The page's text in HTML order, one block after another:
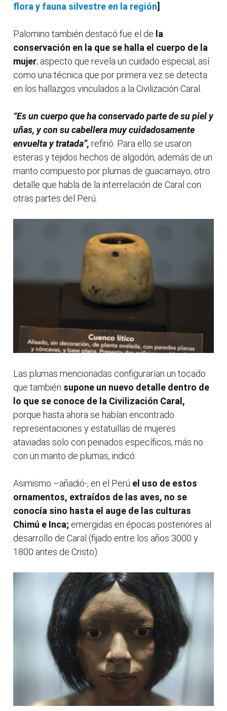
flora y fauna silvestre en la región]
Palomino también destacó fue el de la
conservación en la que se halla el cuerpo de la
mujer; aspecto que revela un cuidado especial, así
como una técnica que por primera vez se detecta
en los hallazgos vinculados a la Civilización Caral.
“Es un cuerpo que ha conservado parte de su piel y
uñas, y con su cabellera muy cuidadosamente
envuelta y tratada”, refirió. Para ello se usaron
esteras y tejidos hechos de algodón, además de un
manto compuesto por plumas de guacamayo; otro
detalle que habla de la interrelación de Caral con
otras partes del Perú.
Las plumas mencionadas configurarían un tocado
que también supone un nuevo detalle dentro de
lo que se conoce de la Civilización Caral,
porque hasta ahora se habían encontrado
representaciones y estatuillas de mujeres
ataviadas solo con peinados específicos, más no
con un manto de plumas, indicó.
Asimismo –añadió-, en el Perú el uso de estos
ornamentos, extraídos de las aves, no se
conocía sino hasta el auge de las culturas
Chimú e Inca; emergidas en épocas posteriores al
desarrollo de Caral (fijado entre los años 3000 y
1800 antes de Cristo).